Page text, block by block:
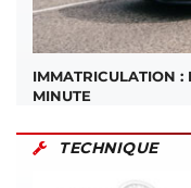
IMMATRICULATION :
MINUTE
TECHNIQUE